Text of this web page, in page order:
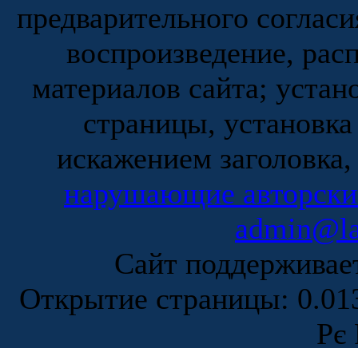
предварительного
воспроизведение,
материалов сайта;
страницы,
искажением
нарушающие
Сайт
Открытие страницы:
Рє